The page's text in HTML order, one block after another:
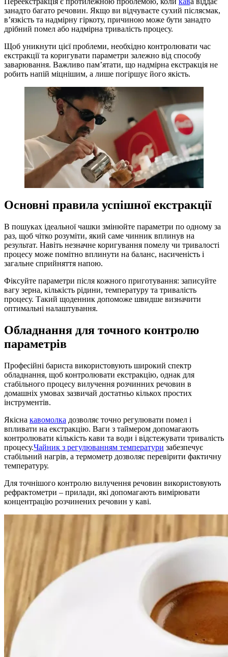
занадто багато речовин. Якщо ви відчуваєте сухий післясмак,
в’язкість та надмірну гіркоту, причиною може бути занадто
дрібний помел або надмірна тривалість процесу.
Щоб уникнути цієї проблеми, необхідно контролювати час
екстракції та коригувати параметри залежно від способу
заварювання. Важливо пам’ятати, що надмірна екстракція не
робить напій міцнішим, а лише погіршує його якість.
Основні правила успішної екстракції
В пошуках ідеальної чашки змінюйте параметри по одному за
раз, щоб чітко розуміти, який саме чинник вплинув на
результат. Навіть незначне коригування помелу чи тривалості
процесу може помітно вплинути на баланс, насиченість і
загальне сприйняття напою.
Фіксуйте параметри після кожного приготування: записуйте
вагу зерна, кількість рідини, температуру та тривалість
процесу. Такий щоденник допоможе швидше визначити
оптимальні налаштування.
Обладнання для точного контролю
параметрів
Професійні бариста використовують широкий спектр
обладнання, щоб контролювати екстракцію, однак для
стабільного процесу вилучення розчинних речовин в
домашніх умовах зазвичай достатньо кількох простих
інструментів.
Якісна кавомолка дозволяє точно регулювати помел і
впливати на екстракцію. Ваги з таймером допомагають
контролювати кількість кави та води і відстежувати тривалість
процесу.Чайник з регулюванням температури забезпечує
стабільний нагрів, а термометр дозволяє перевірити фактичну
температуру.
Для точнішого контролю вилучення речовин використовують
рефрактометри – прилади, які допомагають вимірювати
концентрацію розчинених речовин у каві.